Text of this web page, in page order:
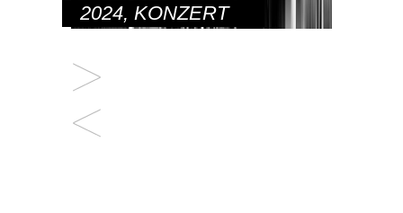
2024, KONZERT